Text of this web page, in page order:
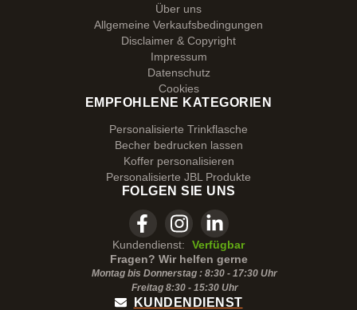
Über uns
Allgemeine Verkaufsbedingungen
Disclaimer & Copyright
Impressum
Datenschutz
Cookies
EMPFOHLENE KATEGORIEN
Personalisierte Trinkflasche
Becher bedrucken lassen
Koffer personalisieren
Personalisierte JBL Produkte
FOLGEN SIE UNS
Kundendienst:
Verfügbar
Fragen? Wir helfen gerne
Montag bis Donnerstag : 8:30 - 17:30 Uhr
Freitag 8:30 - 15:30Uhr
KUNDENDIENST